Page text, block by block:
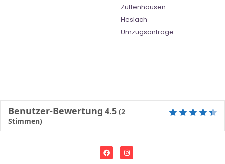
Zuffenhausen
Heslach
Umzugsanfrage
Benutzer-Bewertung 4.5 (2
Stimmen)